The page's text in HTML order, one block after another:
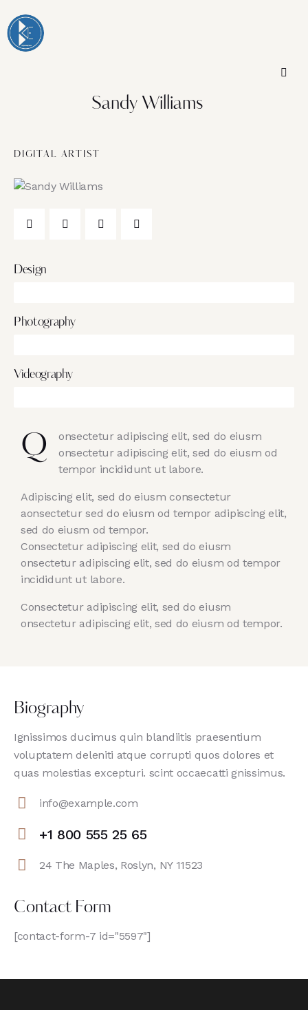
Sandy Williams
DIGITAL ARTIST
Design
Photography
Videography
Q
onsectetur adipiscing elit, sed do eiusm
onsectetur adipiscing elit, sed do eiusm od
tempor incididunt ut labore.
Adipiscing elit, sed do eiusm consectetur
aonsectetur sed do eiusm od tempor adipiscing elit,
sed do eiusm od tempor.
Consectetur adipiscing elit, sed do eiusm
onsectetur adipiscing elit, sed do eiusm od tempor
incididunt ut labore.
Consectetur adipiscing elit, sed do eiusm
onsectetur adipiscing elit, sed do eiusm od tempor.
Biography
Ignissimos ducimus quin blandiitis praesentium
voluptatem deleniti atque corrupti quos dolores et
quas molestias excepturi. scint occaecatti gnissimus.
E-
m
ail
info@example.com
on
+1 800 555 25 65
dr
s:
24 The Maples, Roslyn, NY 11523
Contact Form
[contact-form-7 id="5597"]